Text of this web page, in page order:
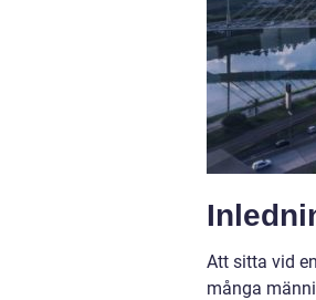
Att sitta vid
många